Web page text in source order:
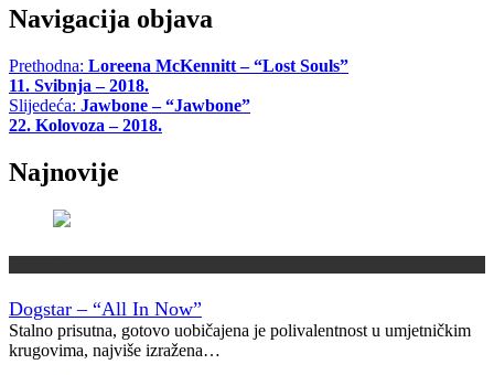
Navigacija objava
Prethodna: Loreena McKennitt – “Lost Souls”
11. Svibnja – 2018.
Slijedeća: Jawbone – “Jawbone”
22. Kolovoza – 2018.
Najnovije
Dogstar – “All In Now”
Stalno prisutna, gotovo uobičajena je polivalentnost u umjetničkim
krugovima, najviše izražena…